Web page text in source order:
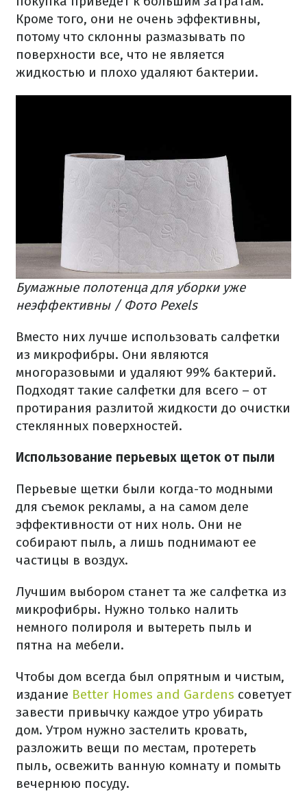
Кроме того, они не очень эффективны,
потому что склонны размазывать по
поверхности все, что не является
жидкостью и плохо удаляют бактерии.
Бумажные полотенца для уборки уже
неэффективны / Фото Pexels
Вместо них лучше использовать салфетки
из микрофибры. Они являются
многоразовыми и удаляют 99% бактерий.
Подходят такие салфетки для всего – от
протирания разлитой жидкости до очистки
стеклянных поверхностей.
Использование перьевых щеток от пыли
Перьевые щетки были когда-то модными
для съемок рекламы, а на самом деле
эффективности от них ноль. Они не
собирают пыль, а лишь поднимают ее
частицы в воздух.
Лучшим выбором станет та же салфетка из
микрофибры. Нужно только налить
немного полироля и вытереть пыль и
пятна на мебели.
Чтобы дом всегда был опрятным и чистым,
издание Better Homes and Gardens советует
завести привычку каждое утро убирать
дом. Утром нужно застелить кровать,
разложить вещи по местам, протереть
пыль, освежить ванную комнату и помыть
вечернюю посуду.